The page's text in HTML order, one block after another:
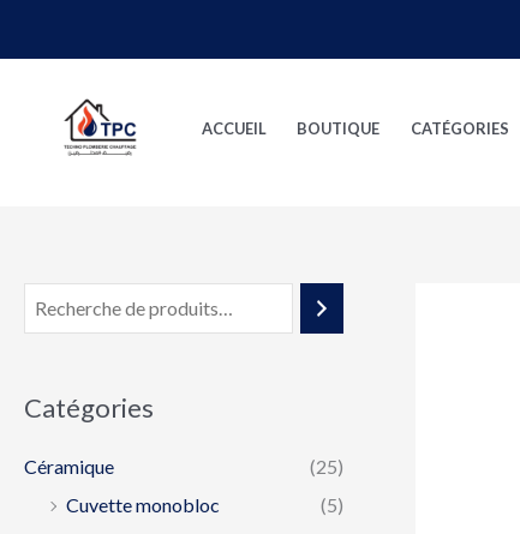
ACCUEIL BOUTIQUE CATÉGORIES
Catégories
Céramique
(25)
Cuvette monobloc
(5)